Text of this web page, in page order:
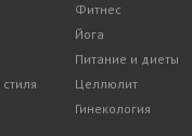
Фитнес
Йога
Питание и диеты
Целлюлит
Гинекология